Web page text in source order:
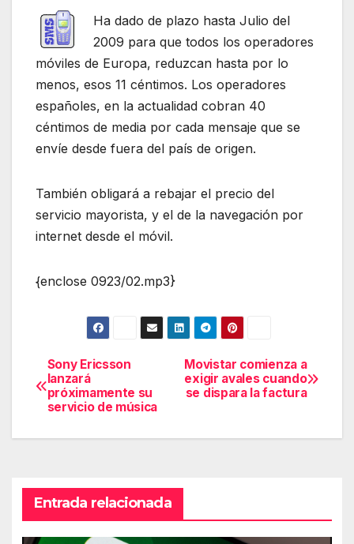
Ha dado de plazo hasta Julio del
2009 para que todos los operadores
móviles de Europa, reduzcan hasta por lo
menos, esos 11 céntimos. Los operadores
españoles, en la actualidad cobran 40
céntimos de media por cada mensaje que se
envíe desde fuera del país de origen.
También obligará a rebajar el precio del
servicio mayorista, y el de la navegación por
internet desde el móvil.
{enclose 0923/02.mp3}
Navegación
de
entradas
Movistar comienza a
exigir avales cuando
se dispara la factura
Sony Ericsson
lanzará
próximamente su
servicio de música
Entrada relacionada